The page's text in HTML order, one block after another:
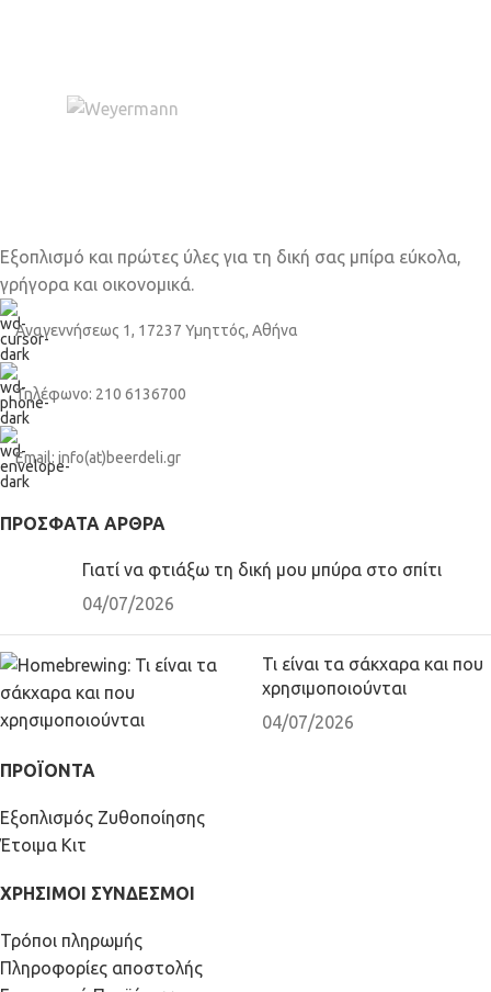
Εξοπλισμό και πρώτες ύλες για τη δική σας μπίρα εύκολα,
γρήγορα και οικονομικά.
Αναγεννήσεως 1, 17237 Υμηττός, Αθήνα
Τηλέφωνο: 210 6136700
Email: info(at)beerdeli.gr
ΠΡΌΣΦΑΤΑ ΆΡΘΡΑ
Γιατί να φτιάξω τη δική μου μπύρα στο σπίτι
04/07/2026
Τι είναι τα σάκχαρα και που
χρησιμοποιούνται
04/07/2026
ΠΡΟΪΟΝΤΑ
Εξοπλισμός Ζυθοποίησης
Έτοιμα Κιτ
ΧΡΗΣΙΜΟΙ ΣΥΝΔΕΣΜΟΙ
Τρόποι πληρωμής
Πληροφορίες αποστολής